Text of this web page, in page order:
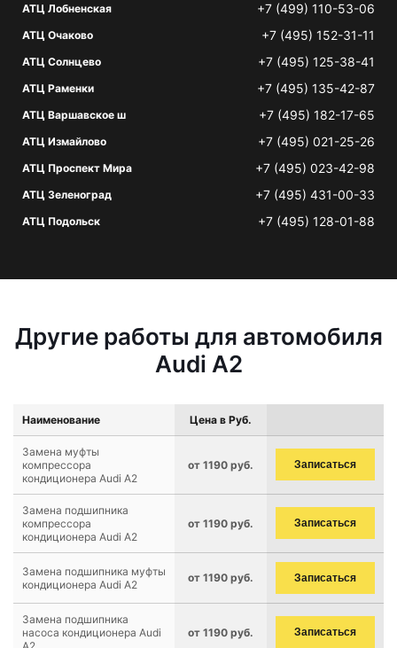
АТЦ Лобненская +7 (499) 110-53-06
АТЦ Очаково +7 (495) 152-31-11
АТЦ Солнцево +7 (495) 125-38-41
АТЦ Раменки +7 (495) 135-42-87
АТЦ Варшавское ш +7 (495) 182-17-65
АТЦ Измайлово +7 (495) 021-25-26
АТЦ Проспект Мира +7 (495) 023-42-98
АТЦ Зеленоград +7 (495) 431-00-33
АТЦ Подольск +7 (495) 128-01-88
Другие работы для автомобиля
Audi A2
Наименование Цена в Руб.
Замена муфты
компрессора
кондиционера Audi A2
от 1190 руб. Записаться
Замена подшипника
компрессора
кондиционера Audi A2
от 1190 руб. Записаться
Замена подшипника муфты
кондиционера Audi A2
от 1190 руб. Записаться
Замена подшипника
насоса кондиционера Audi
от 1190 руб. Записаться